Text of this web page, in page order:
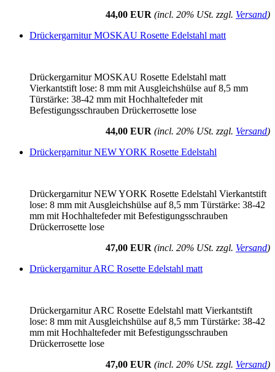
44,00 EUR (incl. 20% USt. zzgl. Versand)
Drückergarnitur MOSKAU Rosette Edelstahl matt
Drückergarnitur MOSKAU Rosette Edelstahl matt
Vierkantstift lose: 8 mm mit Ausgleichshülse auf 8,5 mm
Türstärke: 38-42 mm mit Hochhaltefeder mit
Befestigungsschrauben Drückerrosette lose
44,00 EUR (incl. 20% USt. zzgl. Versand)
Drückergarnitur NEW YORK Rosette Edelstahl
Drückergarnitur NEW YORK Rosette Edelstahl Vierkantstift
lose: 8 mm mit Ausgleichshülse auf 8,5 mm Türstärke: 38-42
mm mit Hochhaltefeder mit Befestigungsschrauben
Drückerrosette lose
47,00 EUR (incl. 20% USt. zzgl. Versand)
Drückergarnitur ARC Rosette Edelstahl matt
Drückergarnitur ARC Rosette Edelstahl matt Vierkantstift
lose: 8 mm mit Ausgleichshülse auf 8,5 mm Türstärke: 38-42
mm mit Hochhaltefeder mit Befestigungsschrauben
Drückerrosette lose
47,00 EUR (incl. 20% USt. zzgl. Versand)